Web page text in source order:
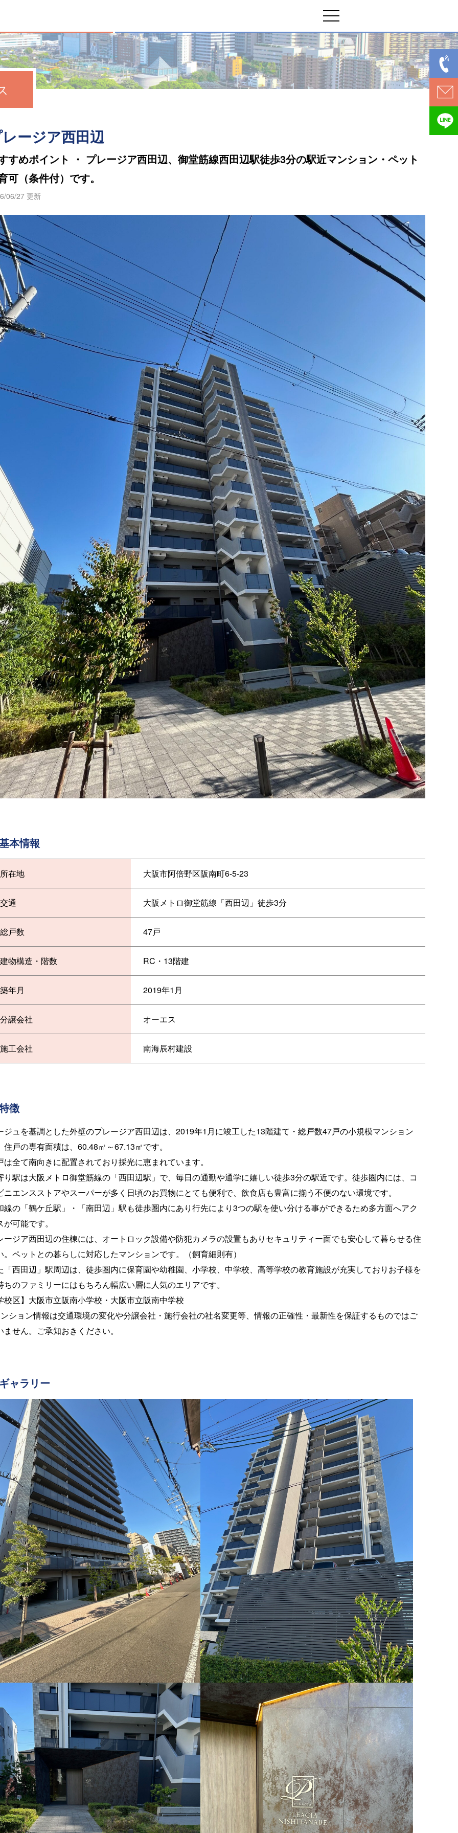
ージア西田辺
すめポイント ・ プレージア西田辺、御堂筋線西田辺駅徒歩3分の駅近マンション・ペット
可（条件付）です。
06/27 更新
本情報
所在地 大阪市阿倍野区阪南町6-5-23
交通 大阪メトロ御堂筋線「西田辺」徒歩3分
総戸数 47戸
建物構造・階数 RC・13階建
築年月 2019年1月
分譲会社 オーエス
施工会社 南海辰村建設
徴
ジュを基調とした外壁のプレージア西田辺は、2019年1月に竣工した13階建て・総戸数47戸の小規模マンション
住戸の専有面積は、60.48㎡～67.13㎡です。
は全て南向きに配置されており採光に恵まれています。
り駅は大阪メトロ御堂筋線の「西田辺駅」で、毎日の通勤や通学に嬉しい徒歩3分の駅近です。徒歩圏内には、コ
ニエンスストアやスーパーが多く日頃のお買物にとても便利で、飲食店も豊富に揃う不便のない環境です。
線の「鶴ケ丘駅」・「南田辺」駅も徒歩圏内にあり行先により3つの駅を使い分ける事ができるため多方面へアク
が可能です。
ージア西田辺の住棟には、オートロック設備や防犯カメラの設置もありセキュリティー面でも安心して暮らせる住
。ペットとの暮らしに対応したマンションです。（飼育細則有）
「西田辺」駅周辺は、徒歩圏内に保育園や幼稚園、小学校、中学校、高等学校の教育施設が充実しておりお子様を
ちのファミリーにはもちろん幅広い層に人気のエリアです。
校区】大阪市立阪南小学校・大阪市立阪南中学校
ション情報は交通環境の変化や分譲会社・施行会社の社名変更等、情報の正確性・最新性を保証するものではご
ません。ご承知おきください。
ャラリー